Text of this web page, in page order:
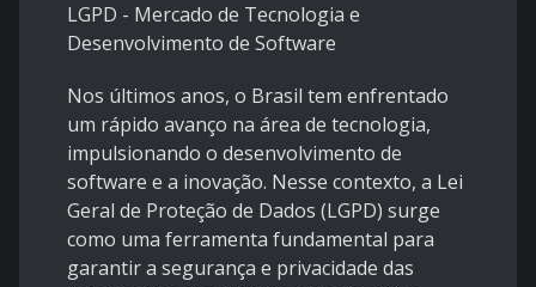
LGPD - Mercado de Tecnologia e
Desenvolvimento de Software
Nos últimos anos, o Brasil tem enfrentado
um rápido avanço na área de tecnologia,
impulsionando o desenvolvimento de
software e a inovação. Nesse contexto, a Lei
Geral de Proteção de Dados (LGPD) surge
como uma ferramenta fundamental para
garantir a segurança e privacidade das